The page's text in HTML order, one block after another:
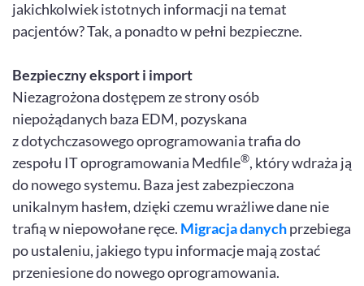
jakichkolwiek istotnych informacji na temat
pacjentów? Tak, a ponadto w pełni bezpieczne.
Bezpieczny eksport i import
Niezagrożona dostępem ze strony osób
niepożądanych baza EDM, pozyskana
z dotychczasowego oprogramowania trafia do
zespołu IT oprogramowania Medfile®, który wdraża ją
do nowego systemu. Baza jest zabezpieczona
unikalnym hasłem, dzięki czemu wrażliwe dane nie
trafią w niepowołane ręce. Migracja danychprzebiega
po ustaleniu, jakiego typu informacje mają zostać
przeniesione do nowego oprogramowania.